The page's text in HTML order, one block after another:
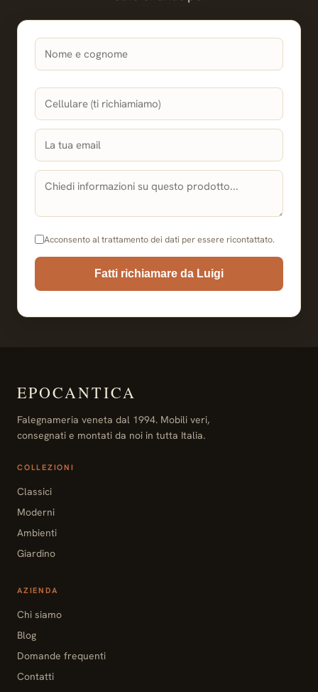
Acconsento al trattamento dei dati per essere ricontattato.
Fatti richiamare da Luigi
EPOCANTICA
Falegnameria veneta dal 1994. Mobili veri,
consegnati e montati da noi in tutta Italia.
COLLEZIONI
Classici
Moderni
Ambienti
Giardino
AZIENDA
Chi siamo
Blog
Domande frequenti
Contatti